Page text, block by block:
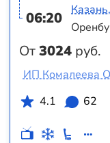
06:20
От3024 руб.
ИП Комалеева
4.1
62